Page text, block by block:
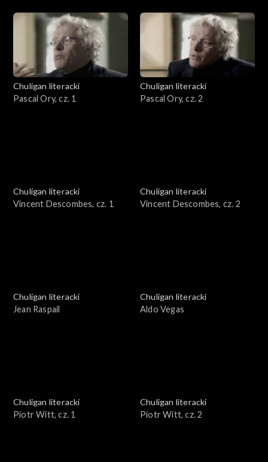
Chuligan literacki
Pascal Ory, cz. 1
Chuligan literacki
Pascal Ory, cz. 2
Chuligan literacki
Vincent Descombes, cz. 1
Chuligan literacki
Vincent Descombes, cz. 2
Chuligan literacki
Jean Raspail
Chuligan literacki
Aldo Vegas
Chuligan literacki
Piotr Witt, cz. 1
Chuligan literacki
Piotr Witt, cz. 2